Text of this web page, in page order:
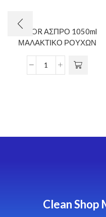
LENOR ΑΣΠΡΟ 1050ml
ΜΑΛΑΚΤΙΚΟ ΡΟΥΧΩΝ
Clean Shop